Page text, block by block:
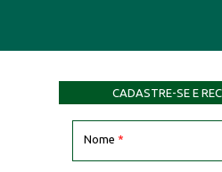
CADASTRE-SE E
Nome *